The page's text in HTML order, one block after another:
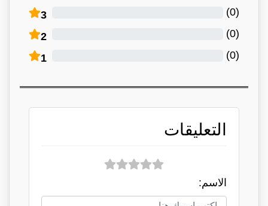
3 (
0
)
2 (
0
)
1 (
0
)
التعليقات
الاسم: